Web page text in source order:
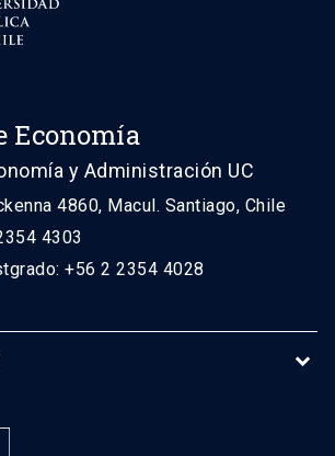
Economía
y Administración UC
4860, Macul. Santiago, Chile
4303
+56 2 2354 4028